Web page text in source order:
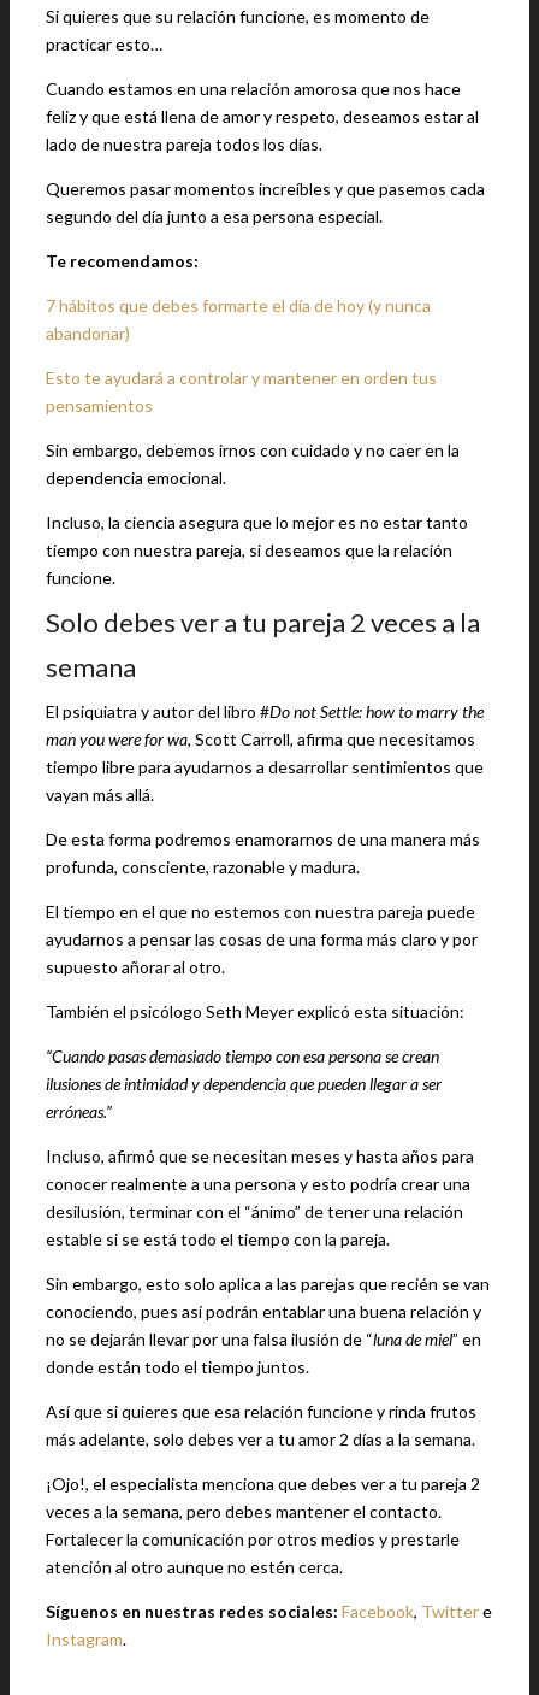
Si quieres que su relación funcione, es momento de
practicar esto…
Cuando estamos en una relación amorosa que nos hace
feliz y que está llena de amor y respeto, deseamos estar al
lado de nuestra pareja todos los días.
Queremos pasar momentos increíbles y que pasemos cada
segundo del día junto a esa persona especial.
Te recomendamos:
7 hábitos que debes formarte el día de hoy (y nunca
abandonar)
Esto te ayudará a controlar y mantener en orden tus
pensamientos
Sin embargo, debemos irnos con cuidado y no caer en la
dependencia emocional.
Incluso, la ciencia asegura que lo mejor es no estar tanto
tiempo con nuestra pareja, si deseamos que la relación
funcione.
Solo debes ver a tu pareja 2 veces a la
semana
El psiquiatra y autor del libro #Do not Settle: how to marry the
man you were for wa, Scott Carroll, afirma que necesitamos
tiempo libre para ayudarnos a desarrollar sentimientos que
vayan más allá.
De esta forma podremos enamorarnos de una manera más
profunda, consciente, razonable y madura.
El tiempo en el que no estemos con nuestra pareja puede
ayudarnos a pensar las cosas de una forma más claro y por
supuesto añorar al otro.
También el psicólogo Seth Meyer explicó esta situación:
“Cuando pasas demasiado tiempo con esa persona se crean
ilusiones de intimidad y dependencia que pueden llegar a ser
erróneas.”
Incluso, afirmó que se necesitan meses y hasta años para
conocer realmente a una persona y esto podría crear una
desilusión, terminar con el “ánimo” de tener una relación
estable si se está todo el tiempo con la pareja.
Sin embargo, esto solo aplica a las parejas que recién se van
conociendo, pues así podrán entablar una buena relación y
no se dejarán llevar por una falsa ilusión de “luna de miel” en
donde están todo el tiempo juntos.
Así que si quieres que esa relación funcione y rinda frutos
más adelante, solo debes ver a tu amor 2 días a la semana.
¡Ojo!, el especialista menciona que debes ver a tu pareja 2
veces a la semana, pero debes mantener el contacto.
Fortalecer la comunicación por otros medios y prestarle
atención al otro aunque no estén cerca.
Síguenos en nuestras redes sociales: Facebook, Twittere
Instagram.